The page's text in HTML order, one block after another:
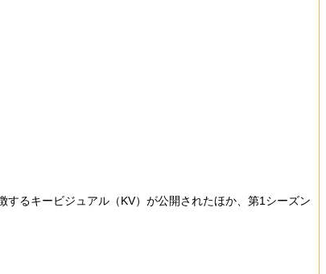
るキービジュアル（KV）が公開されたほか、第1シーズン